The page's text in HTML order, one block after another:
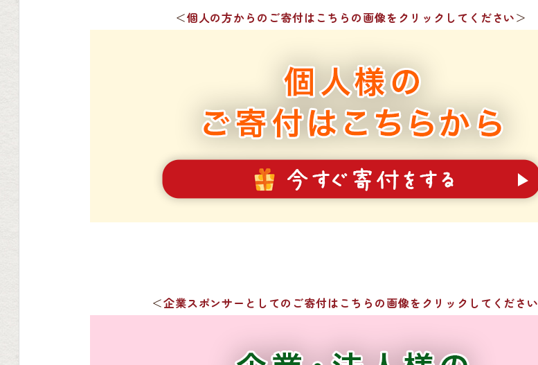
＜個人の方からのご寄付はこちらの画像をクリックしてください＞
＜企業スポンサーとしてのご寄付はこちらの画像をクリックしてください